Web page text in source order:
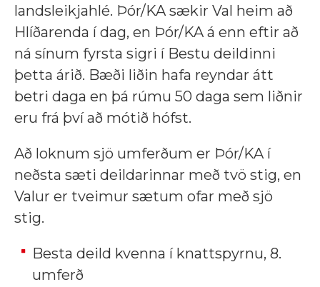
landsleikjahlé. Þór/KA sækir Val heim að
Hlíðarenda í dag, en Þór/KA á enn eftir að
ná sínum fyrsta sigri í Bestu deildinni
þetta árið. Bæði liðin hafa reyndar átt
betri daga en þá rúmu 50 daga sem liðnir
eru frá því að mótið hófst.
Að loknum sjö umferðum er Þór/KA í
neðsta sæti deildarinnar með tvö stig, en
Valur er tveimur sætum ofar með sjö
stig.
Besta deild kvenna í knattspyrnu, 8.
umferð